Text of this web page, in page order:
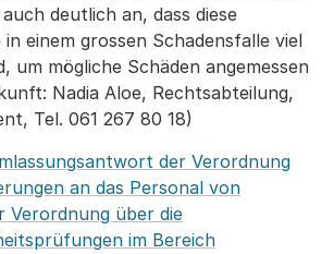
deutlich an, dass diese
einem grossen Schadensfalle viel
um mögliche Schäden angemessen
Nadia Aloe, Rechtsabteilung,
Tel. 061 267 80 18)
der Verordnung
an das Personal von
Verordnung über die
im Bereich